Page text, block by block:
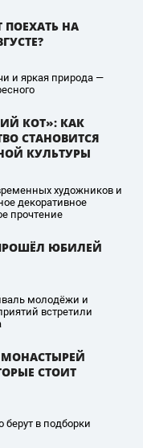
НА
и яркая природа —
КОТ»: КАК
СТАНОВИТСЯ
КУЛЬТУРЫ
художников и
декоративное
прочтение
ЮБИЛЕЙ
молодёжи и
встретили
СТОИТ
берут в подборки